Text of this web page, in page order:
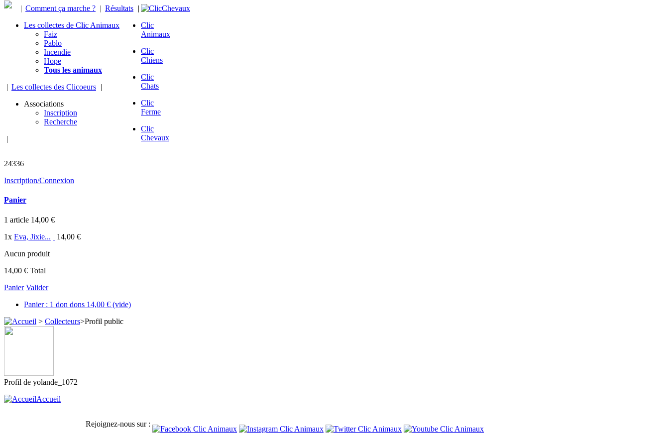
| Comment ça marche ? | Résultats |
Les collectes de Clic Animaux
Faiz
Pablo
Incendie
Hope
Tous les animaux
| Les collectes des Clicoeurs |
Associations
Inscription
Recherche
|
Clic
Animaux
Clic
Chiens
Clic
Chats
Clic
Ferme
Clic
Chevaux
24336
Inscription/Connexion
Panier
1 article 14,00 €
1x Eva, Jixie...
14,00 €
Aucun produit
14,00 € Total
Panier Valider
Panier : 1 don dons 14,00 € (vide)
> Collecteurs>Profil public
Profil de yolande_1072
Accueil
Rejoignez-nous sur :